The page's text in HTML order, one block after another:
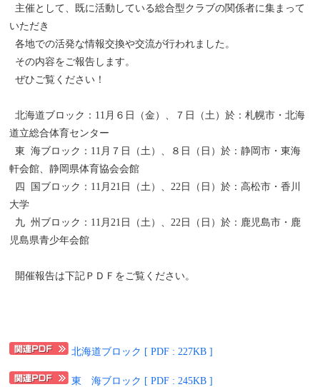
主催として、既に活動している総合型クラブの関係者に集まって
いただき
各地での活発な情報交換や交流が行われました。
その内容をご報告します。
ぜひご覧ください！
北海道ブロック：11月６日（金）、７日（土）於：札幌市・北海
道立総合体育センター
東 海ブロック：11月７日（土）、８日（日）於：静岡市・東海
軒会館、静岡県体育協会会館
四 国ブロック：11月21日（土）、22日（日）於：高松市・香川
大学
九 州ブロック：11月21日（土）、22日（日）於：鹿児島市・鹿
児島県青少年会館
開催報告は下記ＰＤＦをご覧ください。
北海道ブロック [ PDF : 227KB ]
東 海ブロック [ PDF : 245KB ]